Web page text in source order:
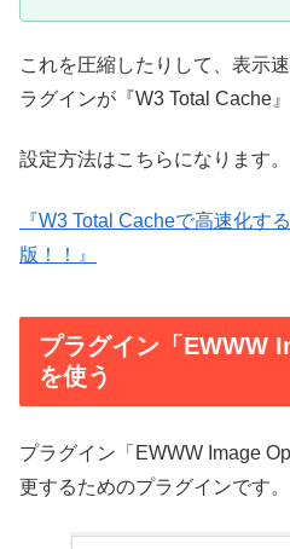
これを圧縮したりして、表示
ラグインが『W3 Total Cache
設定方法はこちらになります。
『W3 Total Cacheで高速化す
版！！』
プラグイン「EWWW
を使う
プラグイン「EWWW Image
更するためのプラグインです。